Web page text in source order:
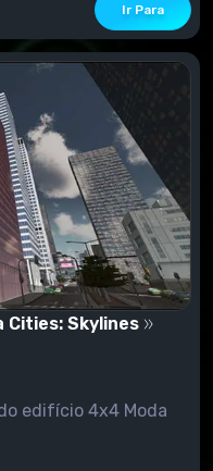
Ir Para
Cities: Skylines